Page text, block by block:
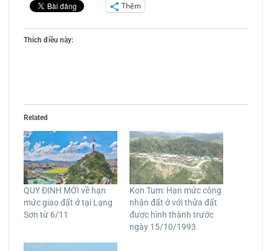
Thêm
Thích điều này:
Related
QUY ĐỊNH MỚI về hạn
mức giao đất ở tại Lạng
Sơn từ 6/11
Kon Tum: Hạn mức công
nhận đất ở với thửa đất
được hình thành trước
ngày 15/10/1993